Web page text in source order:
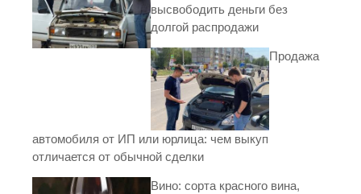
высвободить деньги без
долгой распродажи
Продажа
автомобиля от ИП или юрлица: чем выкуп
отличается от обычной сделки
Вино: сорта красного вина,